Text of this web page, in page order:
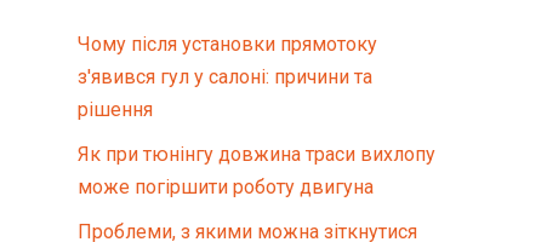
Чому після установки прямотоку
з'явився гул у салоні: причини та
рішення
Як при тюнінгу довжина траси вихлопу
може погіршити роботу двигуна
Проблеми, з якими можна зіткнутися